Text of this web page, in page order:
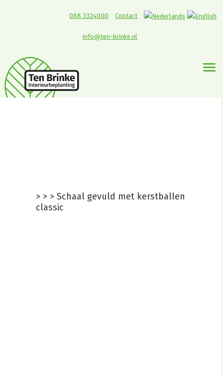
Contact
088 3324000
info@ten-brinke.nl
> > > Schaal gevuld met kerstballen
classic